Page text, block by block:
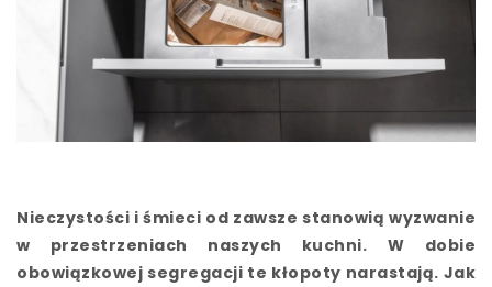
Nieczystości i śmieci od zawsze stanowią wyzwanie
w przestrzeniach naszych kuchni. W dobie
obowiązkowej segregacji te kłopoty narastają. Jak